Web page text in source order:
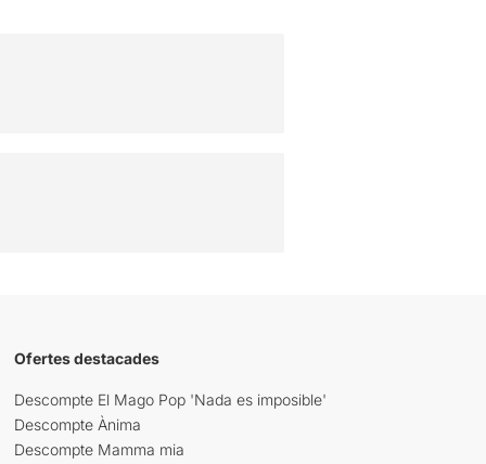
Ofertes destacades
Descompte El Mago Pop 'Nada es imposible'
Descompte Ànima
Descompte Mamma mia